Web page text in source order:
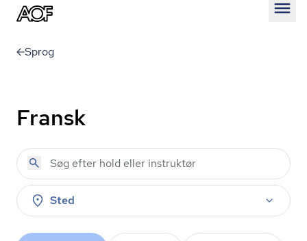
Sprog
Fransk
Sted